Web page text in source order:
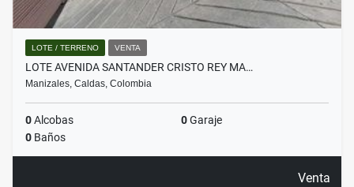
LOTE / TERRENO VENTA
LOTE AVENIDA SANTANDER CRISTO REY MA…
Manizales, Caldas, Colombia
0Alcobas 0Garaje
0 Baños
Venta